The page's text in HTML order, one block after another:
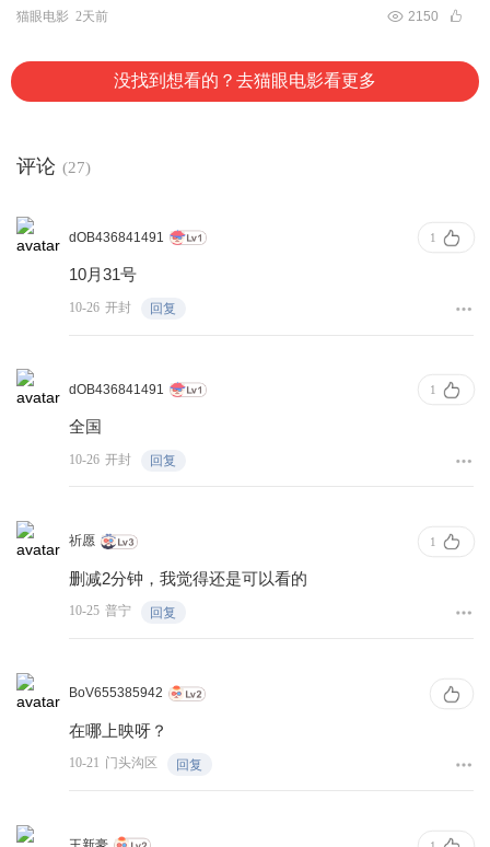
猫眼电影 2天前 2150
没找到想看的？去猫眼电影看更多
评论 (27)
dOB436841491 1
10月31号
10-26 开封 回复
dOB436841491 1
全国
10-26 开封 回复
祈愿 1
删减2分钟，我觉得还是可以看的
10-25 普宁 回复
BoV655385942
在哪上映呀？
10-21 门头沟区 回复